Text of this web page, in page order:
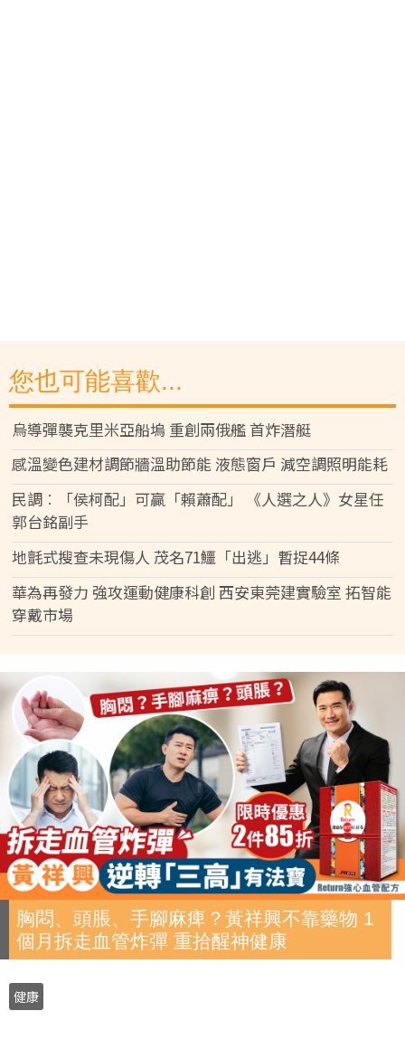
您也可能喜歡...
烏導彈襲克里米亞船塢 重創兩俄艦 首炸潛艇
感溫變色建材調節牆溫助節能 液態窗戶 減空調照明能耗
民調︰「侯柯配」可贏「賴蕭配」 《人選之人》女星任
郭台銘副手
地氈式搜查未現傷人 茂名71鱷「出逃」暫捉44條
華為再發力 強攻運動健康科創 西安東莞建實驗室 拓智能
穿戴市場
胸悶、頭脹、手腳麻痺？黃祥興不靠藥物 1
個月拆走血管炸彈 重拾醒神健康
健康